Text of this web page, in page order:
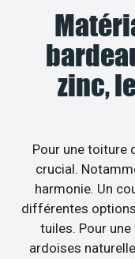
zinc,
Pour une toiture
crucial.
harmonie. Un
différentes
tuiles. Pour
ardoises